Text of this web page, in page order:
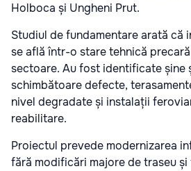
Holboca și Ungheni Prut.
Studiul de fundamentare arată că
se află într-o stare tehnică
sectoare. Au fost identificate șine
schimbătoare defecte,
nivel degradate și instalații
reabilitare.
Proiectul prevede modernizarea
fără modificări majore de traseu